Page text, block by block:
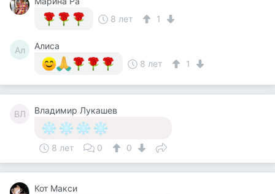
8 лет
1
Ал
Алиса
8 лет
1
ВЛ Владимир Лукашев
8 лет 0 0
Кот Макси